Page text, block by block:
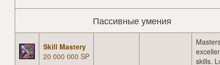
Пассивные умения
Skill Mastery
20 000 000 SP
skills.